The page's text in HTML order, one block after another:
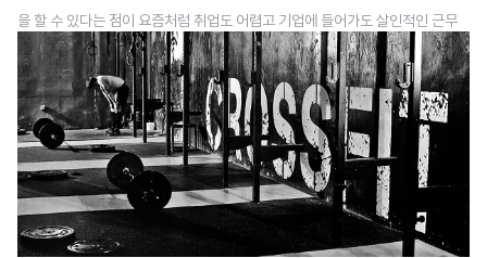
을 할 수 있다는 점이 요즘처럼 취업도 어렵고 기업에 들어가도 살인적인 근무
를 해야 하는 현실에서는 반갑게 들립니다. 저 또한 그랬습니다. 작년에 전역을
하고 저는 한국의 수직적인 기업문화가 너무 싫었고, 내가 하고 싶은 일을 하면
서 살고 싶어서 창업을 꿈꾸는 한 대학생이었습니다. 그래서 이 책의 내용이 더
욱 공감이 되었고 몰입해서 읽었던 것 같아요. 이 책의 저자인 써니사이드업의
전아름 대표도 22살에 창업을 시작한 계기가 여느 20대 대학생들과 다르지 않
았던 것 같습니다. '문화'라는 컨텐츠를 가지고 돈을 벌 수 있을 것 같다고 생각
한 그녀는 공..